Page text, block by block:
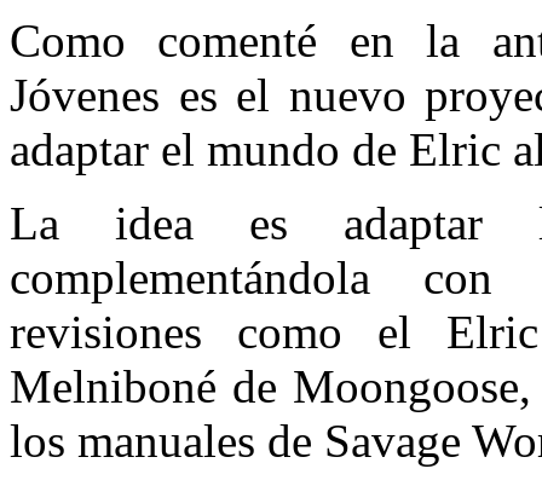
Como comenté en la
Jóvenes es el nuevo
adaptar el mundo de Elric
La idea es adaptar
complementándola
revisiones como el
Melniboné de
los manuales de Savage